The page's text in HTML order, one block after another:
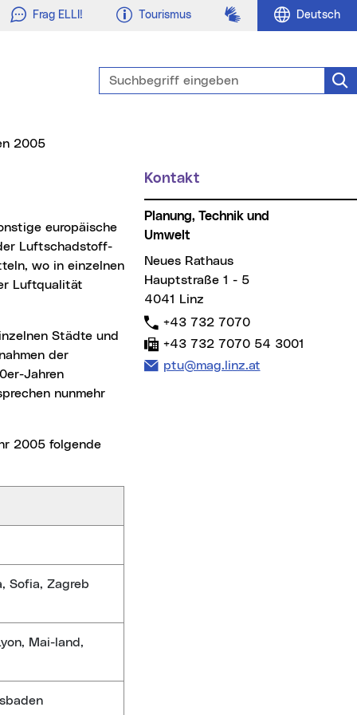
Frag ELLI! Tourismus Gebärdensprache
Deutsch
Suchbegriff eingeben
2005
Luftschadstoff-
wo in einzelnen
Luftqualität
der
Jahren
nunmehr
Sofia, Zagreb
Mai-land,
Kontakt
Planung, Technik und
Umwelt
Neues Rathaus
Hauptstraße 1 - 5
4041 Linz
Telefon:
+43 732 7070
Fax:
+43 732 7070 54 3001
E-Mail Adresse:
ptu@mag.linz.at